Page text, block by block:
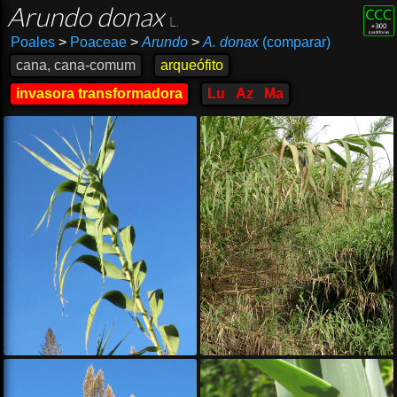
Arundo donax
Poales >Poaceae > Arundo > A. donax(comparar)
cana, cana-comum
arqueófito
invasora transformadora
Lu Az Ma